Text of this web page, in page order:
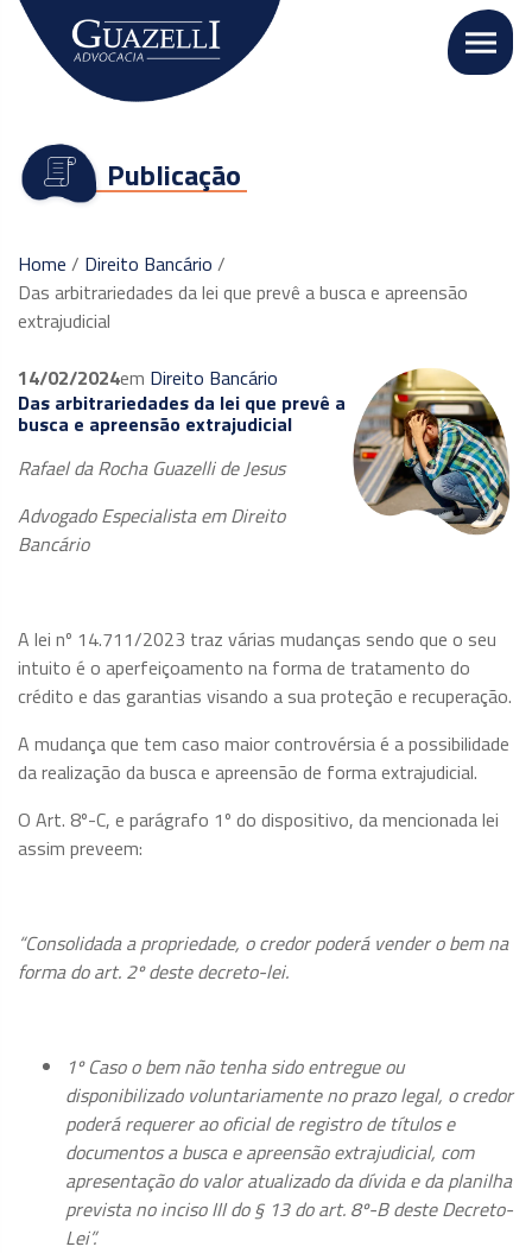
Publicação
Home / Direito Bancário /
Das arbitrariedades da lei que prevê a busca e apreensão
extrajudicial
14/02/2024em Direito Bancário
Das arbitrariedades da lei que prevê a
busca e apreensão extrajudicial
Rafael da Rocha Guazelli de Jesus
Advogado Especialista em Direito
Bancário
A lei nº 14.711/2023 traz várias mudanças sendo que o seu
intuito é o aperfeiçoamento na forma de tratamento do
crédito e das garantias visando a sua proteção e recuperação.
A mudança que tem caso maior controvérsia é a possibilidade
da realização da busca e apreensão de forma extrajudicial.
O Art. 8º-C, e parágrafo 1º do dispositivo, da mencionada lei
assim preveem:
“Consolidada a propriedade, o credor poderá vender o bem na
forma do art. 2º deste decreto-lei.
1º Caso o bem não tenha sido entregue ou
disponibilizado voluntariamente no prazo legal, o credor
poderá requerer ao oficial de registro de títulos e
documentos a busca e apreensão extrajudicial, com
apresentação do valor atualizado da dívida e da planilha
prevista no inciso III do § 13 do art. 8º-B deste Decreto-
Lei”.